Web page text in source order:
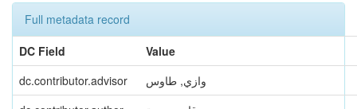
Full metadata record
DC Field
Value
dc.contributor.advisor
وازي, طاوس